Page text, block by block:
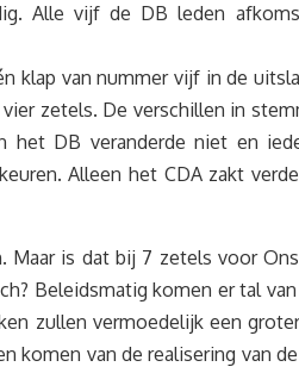
Alle vijf de DB leden
klap van nummer vijf in de
zetels. De verschillen in
het DB veranderde niet en
Alleen het CDA zakt
is dat bij 7 zetels voor
Beleidsmatig komen er tal
zullen vermoedelijk een
van de realisering van